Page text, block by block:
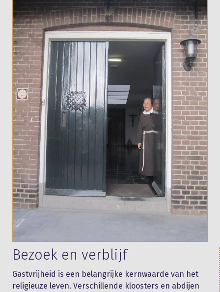
Bezoek en verblijf
Gastvrijheid is een belangrijke kernwaarde van het
religieuze leven. Verschillende kloosters en abdijen